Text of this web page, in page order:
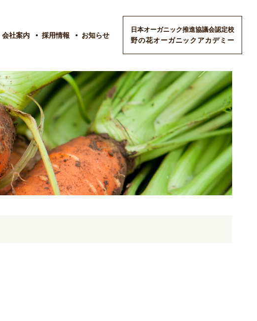
会社案内 採用情報 お知らせ
日本オーガニック推進協議会認定校
野の花オーガニックアカデミー